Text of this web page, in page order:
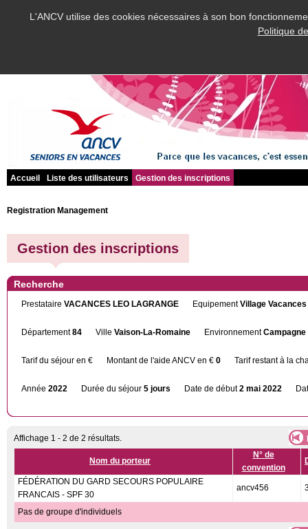
L'ANCV utilise des cookies nécessaires à son bon
Politique
Accueil Liste des utilisateurs Gestion des inscriptions
Registration Management
Gestion des inscriptions
Recherche
Prestataire VACANCES LEO LAGRANGE EquipementVillage
Département84 Ville Vaison-La-Romaine EnvironnementCampagne
Tarif du séjour en € Montant de l'aide ANCV en € 0 Tarif restant à la
Année 2022 Durée du séjour 5 jours Date de début2 mai 2022
Affichage 1 - 2 de 2 résultats.
Nom du porteur
N° de
convention
FÉDÉRATION DU GARD SECOURS POPULAIRE
FRANCAIS - SPF 30
ancv456
Pas de groupe d'individuels